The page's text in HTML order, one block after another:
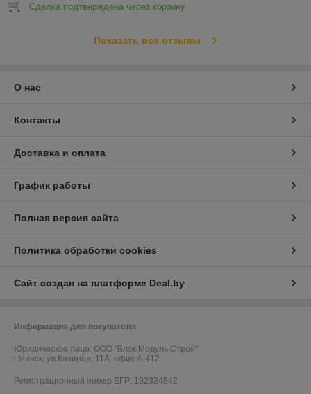
Сделка подтверждена через корзину
Показать все отзывы
О нас
Контакты
Доставка и оплата
График работы
Полная версия сайта
Политика обработки cookies
Сайт создан на платформе Deal.by
Информация для покупателя
Юридическое лицо: ООО "Блок Модуль Строй"
г.Минск, ул.Казинца, 11А, офис А-412
Регистрационный номер ЕГР: 192324842